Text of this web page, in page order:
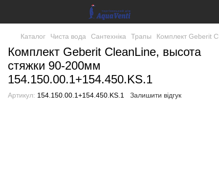
Каталог Чиста вода Сантехніка Трапы Комплект Geberit
Комплект Geberit CleanLine, высота
стяжки 90-200мм
154.150.00.1+154.450.KS.1
Артикул: 154.150.00.1+154.450.KS.1 Залишити відгук